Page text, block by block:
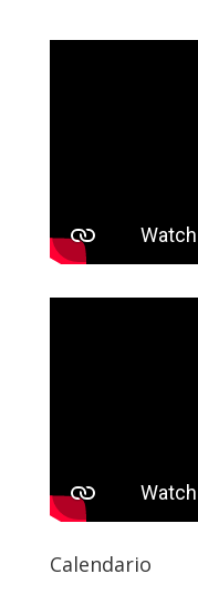
Calendario